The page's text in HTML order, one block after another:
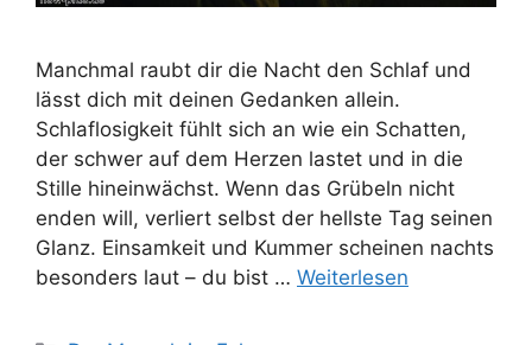
Manchmal raubt dir die Nacht den Schlaf und
lässt dich mit deinen Gedanken allein.
Schlaflosigkeit fühlt sich an wie ein Schatten,
der schwer auf dem Herzen lastet und in die
Stille hineinwächst. Wenn das Grübeln nicht
enden will, verliert selbst der hellste Tag seinen
Glanz. Einsamkeit und Kummer scheinen nachts
besonders laut – du bist … Weiterlesen